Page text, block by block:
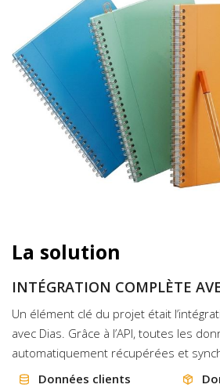
La solution
INTÉGRATION COMPLÈTE
Un élément clé du projet était
avec Dias. Grâce à l’API, toutes les
automatiquement récupérées et
Données clients